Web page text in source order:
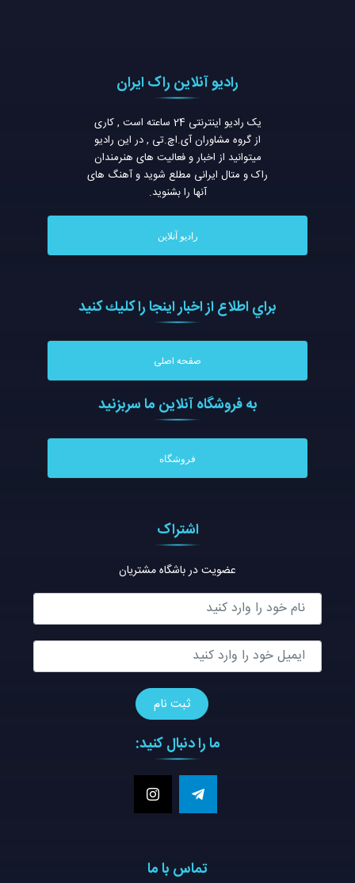
رادیو آنلاین راک ایران
یک رادیو اینترنتی 24 ساعته است , کاری
از گروه مشاوران آی.اچ.تی , در این رادیو
میتوانید از اخبار و فعالیت های هنرمندان
راک و متال ایرانی مطلع شوید و آهنگ های
آنها را بشنوید.
رادیو آنلاین
براي اطلاع از اخبار اينجا را كليك كنيد
صفحه اصلی
به فروشگاه آنلاين ما سربزنيد
فروشگاه
اشتراک
عضویت در باشگاه مشتریان
ما را دنبال کنید:
تماس با ما